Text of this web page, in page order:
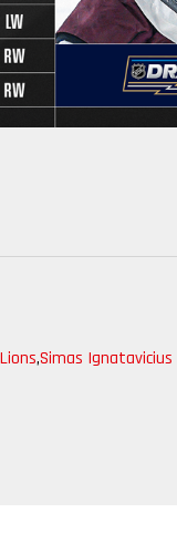
,Simas Ignatavicius